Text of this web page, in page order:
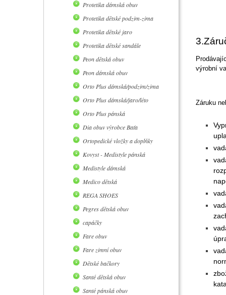
výrobní
Záruku
Protetika dámská obuv
Protetika dětské podzim-zima
Protetika dětské jaro
Protetika dětské sandále
Peon dětská obuv
Peon dámská obuv
Orto Plus dámská/podzim/zima
Orto Plus dámská/jaro/léto
Orto Plus pánská
Dia obuv výrobce Baťa
Ortopedické vložky a doplňky
Kovyst - Medistyle pánská
Medistyle dámská
Medico dětská
REGA SHOES
Pegres dětská obuv
capáčky
Fare obuv
Fare zimní obuv
Dětské bačkory
Santé dětská obuv
Santé pánská obuv